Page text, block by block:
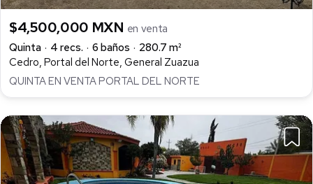
$4,500,000 MXN en venta
Quinta
4 recs. 6 baños
280.7 m²
Cedro, Portal del Norte, General Zuazua
QUINTA EN VENTA PORTAL DEL NORTE